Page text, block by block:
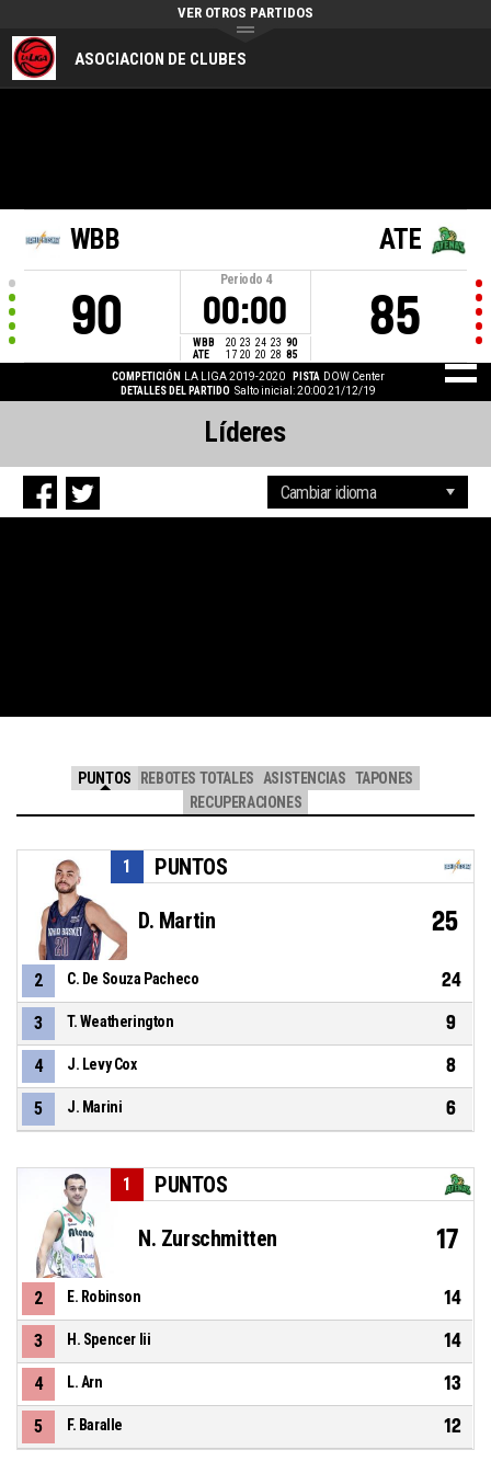
ASOCIACION DE CLUBES
VER OTROS PARTIDOS
WBB
90
Periodo 4
00:00
WBB 20 23 24 23 90
ATE
17 20 20 28 85
ATE
85
COMPETICIÓN LA LIGA 2019-2020 PISTA DOW Center
DETALLES DEL PARTIDO Salto inicial: 20:00 21/12/19
Líderes
PUNTOS REBOTES TOTALES ASISTENCIAS TAPONES
RECUPERACIONES
PUNTOS
1
D. Martin 25
2 C. De Souza Pacheco 24
3 T. Weatherington 9
4 J. Levy Cox 8
5 J. Marini 6
PUNTOS
1
N. Zurschmitten 17
2 E. Robinson 14
3 H. Spencer Iii 14
4 L. Arn 13
5 F. Baralle 12